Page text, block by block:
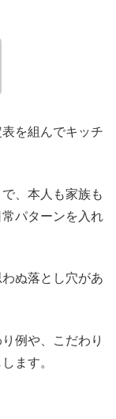
を組んでキッチ
、本人も家族も
パターンを入れ
ぬ落とし穴があ
例や、こだわり
ます。